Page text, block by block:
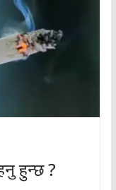
हुन्छ ?